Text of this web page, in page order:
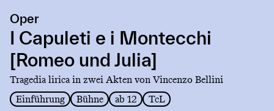
Capuleti
Montecchi
[Romeo
und
Oper
I Capuleti e i Montecchi
[Romeo und Julia]
Tragedia lirica in zwei Akten von Vincenzo Bellini
Einführung
Bühne ab 12 TcL